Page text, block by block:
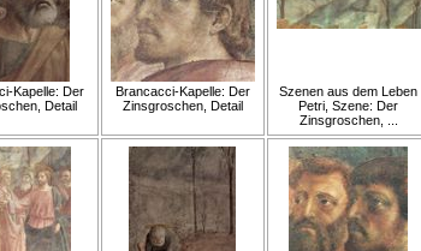
Kapelle: Der
Detail
Brancacci-Kapelle: Der
Zinsgroschen, Detail
Szenen aus dem Leben
Petri, Szene: Der
Zinsgroschen, ...